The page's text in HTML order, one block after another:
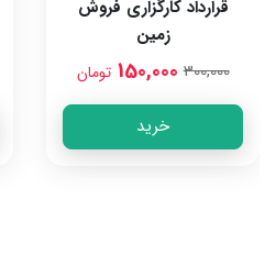
قرارداد کارگزاری فروش
زمین
300,000
150,000 تومان
خرید